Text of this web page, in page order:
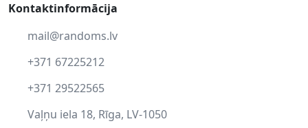
Kontaktinformācija
mail@randoms.lv
+371 67225212
+371 29522565
Vaļņu iela 18, Rīga, LV-1050